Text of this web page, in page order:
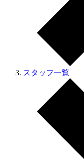
スタッフ一覧